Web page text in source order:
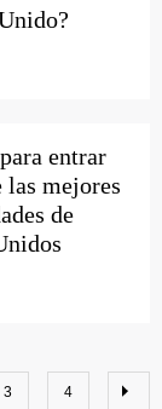
entrar
las mejores
de
3 4